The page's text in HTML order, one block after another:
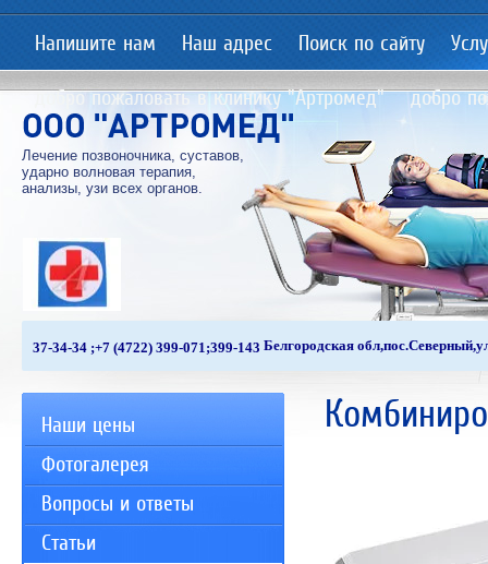
Лечение позвоночника, суставов,
ударно волновая терапия,
анализы, узи всех органов.
37-34-34 ;+7 (4722) 399-071;399-143 Белгородская
Напишите нам Наш адрес Поиск по сайту
добро пожаловать в клинику "Артромед" добро
Наши цены
Фотогалерея
Вопросы и ответы
Статьи